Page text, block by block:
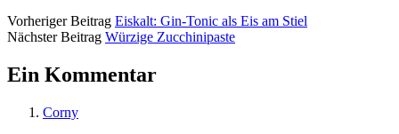
Vorheriger Beitrag Eiskalt: Gin-Tonic als Eis am Stiel
Nächster Beitrag Würzige Zucchinipaste
Ein Kommentar
Corny